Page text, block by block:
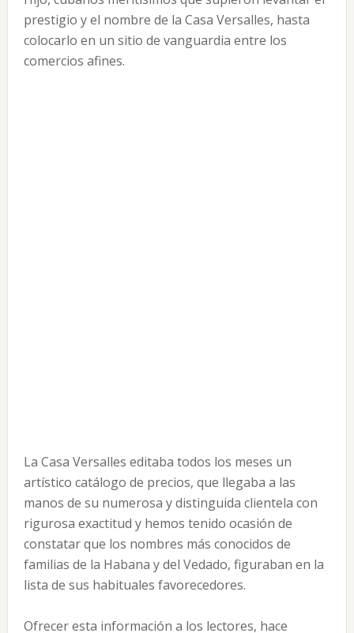
prestigio y el nombre de la Casa Versalles, hasta
colocarlo en un sitio de vanguardia entre los
comercios afines.
La Casa Versalles editaba todos los meses un
artístico catálogo de precios, que llegaba a las
manos de su numerosa y distinguida clientela con
rigurosa exactitud y hemos tenido ocasión de
constatar que los nombres más conocidos de
familias de la Habana y del Vedado, figuraban en la
lista de sus habituales favorecedores.
Ofrecer esta información a los lectores, hace